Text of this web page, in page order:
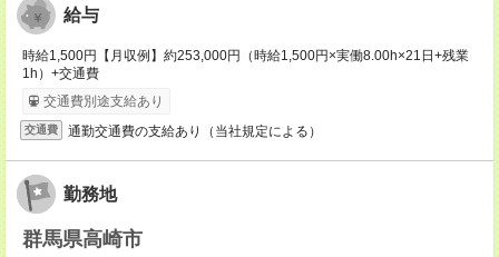
給与
時給1,500円【月収例】約253,000円（時給1,500円×実働8.00h×21日+残業
1h）+交通費
交通費別途支給あり
交通費 通勤交通費の支給あり（当社規定による）
勤務地
群馬県高崎市